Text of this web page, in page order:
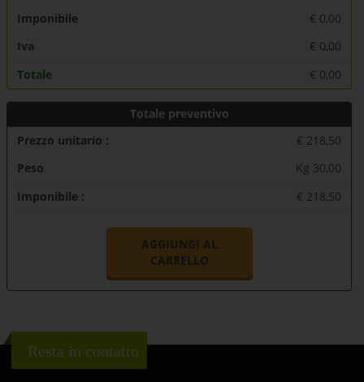
Imponibile
€ 0,00
Iva
€ 0,00
Totale
€ 0,00
Totale preventivo
Prezzo unitario :
€ 218,50
Peso
Kg 30,00
Imponibile :
€ 218,50
AGGIUNGI AL
CARRELLO
Resta in contatto